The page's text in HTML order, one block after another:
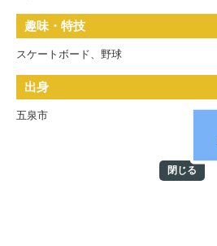
趣味・特技
スケートボード、野球
出身
五泉市
閉じる